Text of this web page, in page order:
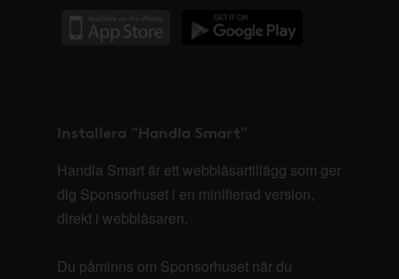
Installera "Handla Smart"
Handla Smart är ett webbläsartillägg som ger
dig Sponsorhuset i en minifierad version,
direkt i webbläsaren.
Du påminns om Sponsorhuset när du